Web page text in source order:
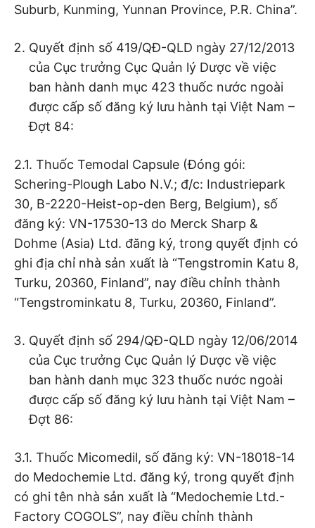
Suburb, Kunming, Yunnan Province, P.R. China”.
Quyết định số 419/QĐ-QLD ngày 27/12/2013
của Cục trưởng Cục Quản lý Dược về việc
ban hành danh mục 423 thuốc nước ngoài
được cấp số đăng ký lưu hành tại Việt Nam –
Đợt 84:
2.1. Thuốc Temodal Capsule (Đóng gói:
Schering-Plough Labo N.V.; đ/c: Industriepark
30, B-2220-Heist-op-den Berg, Belgium), số
đăng ký: VN-17530-13 do Merck Sharp &
Dohme (Asia) Ltd. đăng ký, trong quyết định có
ghi địa chỉ nhà sản xuất là “Tengstromin Katu 8,
Turku, 20360, Finland”, nay điều chỉnh thành
“Tengstrominkatu 8, Turku, 20360, Finland”.
Quyết định số 294/QĐ-QLD ngày 12/06/2014
của Cục trưởng Cục Quản lý Dược về việc
ban hành danh mục 323 thuốc nước ngoài
được cấp số đăng ký lưu hành tại Việt Nam –
Đợt 86:
3.1. Thuốc Micomedil, số đăng ký: VN-18018-14
do Medochemie Ltd. đăng ký, trong quyết định
có ghi tên nhà sản xuất là “Medochemie Ltd.-
Factory COGOLS”, nay điều chỉnh thành